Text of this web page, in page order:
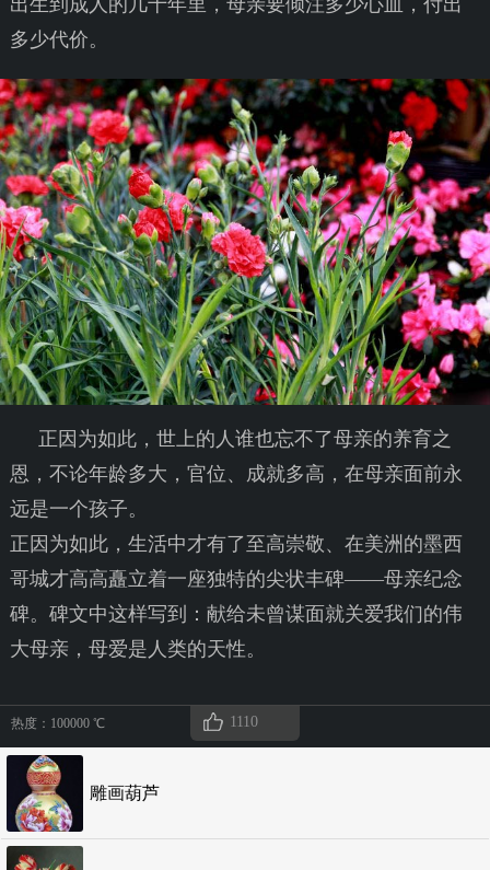
多少代价。
正因为如此，世上的人谁也忘不了母亲的养育之
恩，不论年龄多大，官位、成就多高，在母亲面前永
远是一个孩子。
正因为如此，生活中才有了至高崇敬、在美洲的墨西
哥城才高高矗立着一座独特的尖状丰碑——母亲纪念
碑。碑文中这样写到：献给未曾谋面就关爱我们的伟
大母亲，母爱是人类的天性。
热度：100000 ℃ 1110
雕画葫芦